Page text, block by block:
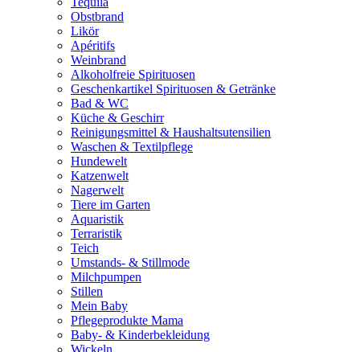
Obstbrand
Likör
Apéritifs
Weinbrand
Alkoholfreie Spirituosen
Geschenkartikel Spirituosen & Getränke
Bad & WC
Küche & Geschirr
Reinigungsmittel & Haushaltsutensilien
Waschen & Textilpflege
Hundewelt
Katzenwelt
Nagerwelt
Tiere im Garten
Aquaristik
Terraristik
Teich
Umstands- & Stillmode
Milchpumpen
Stillen
Mein Baby
Pflegeprodukte Mama
Baby- & Kinderbekleidung
Wickeln